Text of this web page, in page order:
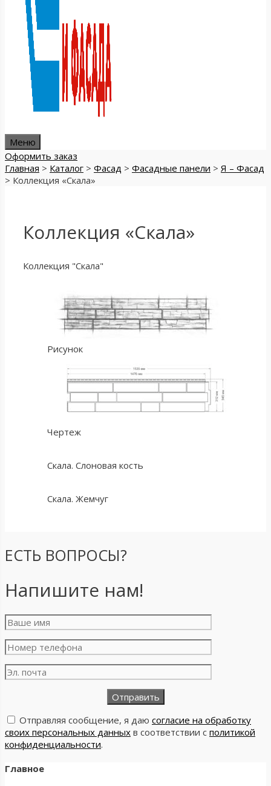
Меню
Оформить заказ
Главная > Каталог > Фасад > Фасадные панели > Я – Фасад
> Коллекция «Скала»
Коллекция «Скала»
Коллекция "Скала"
Рисунок
Чертеж
Скала. Слоновая кость
Скала. Жемчуг
ЕСТЬ ВОПРОСЫ?
Напишите нам!
Отправляя сообщение, я даю согласие на обработку
своих персональных данных в соответствии с политикой
конфиденциальности.
Главное